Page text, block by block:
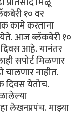
१० वर
कामे करताना
आज ब्लॅकबेरी १०
आहे. यानंतर
सपोर्ट मिळणार
चालणार नाहीत.
दिवस येतोच.
लेखनप्रपंच. माझ्या